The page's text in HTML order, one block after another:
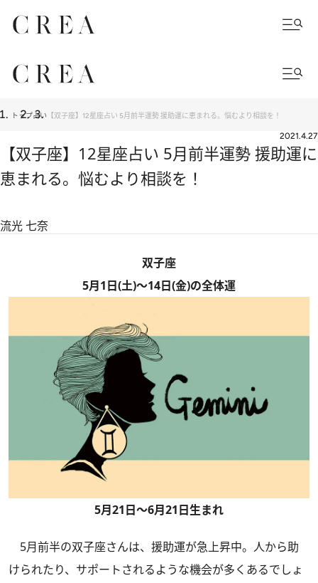
トップ占い 【双子座】12星座占い 5月前半運勢 援助運に恵まれる。悩むより相談を！
2021.4.27
【双子座】12星座占い 5月前半運勢 援助運に
恵まれる。悩むより相談を！
流光 七奈
双子座
5月1日(土)～14日(金)の全体運
5月21日～6月21日生まれ
5月前半の双子座さんは、援助運が急上昇中。人から助
けられたり、サポートされるような機会が多くあるでしょ